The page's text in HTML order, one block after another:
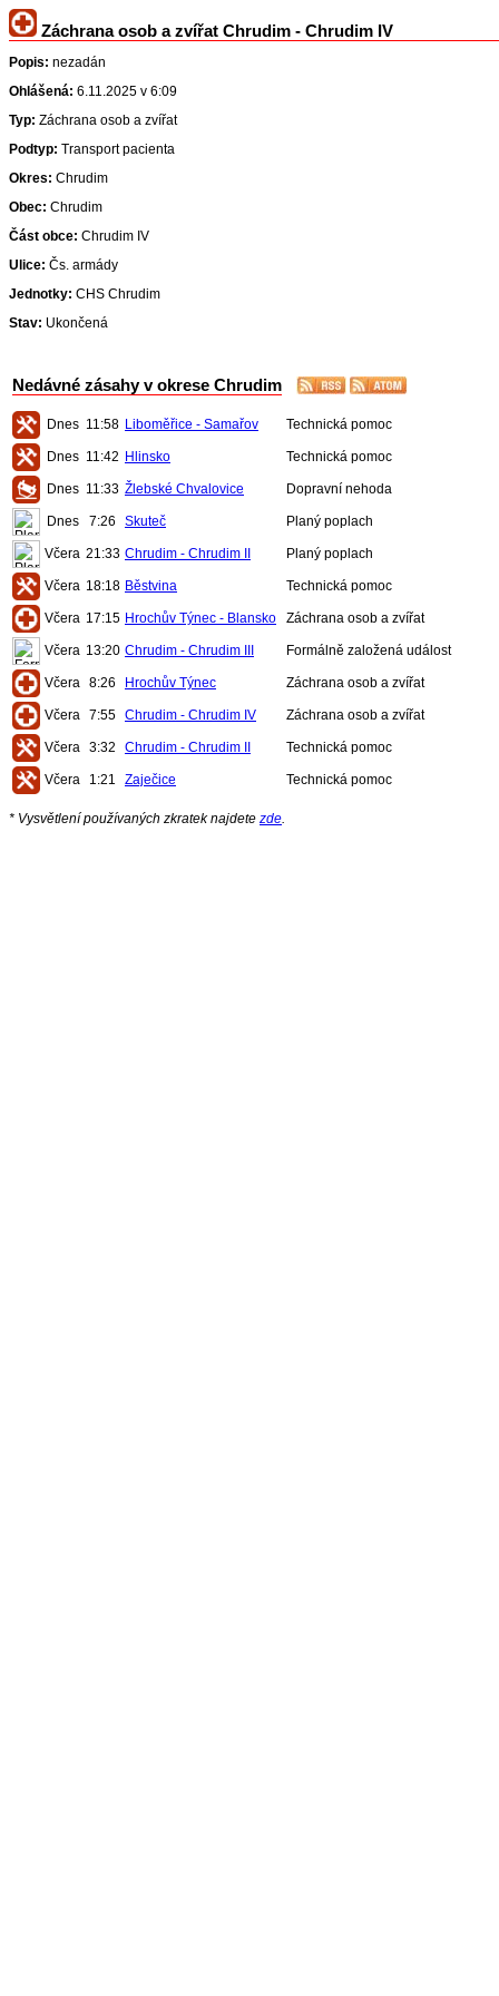
Záchrana osob a zvířat Chrudim - Chrudim IV
Popis: nezadán
Ohlášená: 6.11.2025 v 6:09
Typ: Záchrana osob a zvířat
Podtyp: Transport pacienta
Okres: Chrudim
Obec: Chrudim
Část obce: Chrudim IV
Ulice: Čs. armády
Jednotky: CHS Chrudim
Stav: Ukončená
Nedávné zásahy v okrese Chrudim
Dnes 11:58 Liboměřice - Samařov Technická pomoc
Dnes 11:42 Hlinsko Technická pomoc
Dnes 11:33 Žlebské Chvalovice Dopravní nehoda
Dnes 7:26 Skuteč Planý poplach
Včera 21:33 Chrudim - Chrudim II Planý poplach
Včera 18:18 Běstvina Technická pomoc
Včera 17:15 Hrochův Týnec - Blansko Záchrana osob a zvířat
Včera 13:20 Chrudim - Chrudim III Formálně založená událost
Včera 8:26 Hrochův Týnec Záchrana osob a zvířat
Včera 7:55 Chrudim - Chrudim IV Záchrana osob a zvířat
Včera 3:32 Chrudim - Chrudim II Technická pomoc
Včera 1:21 Zaječice Technická pomoc
* Vysvětlení používaných zkratek najdete zde.